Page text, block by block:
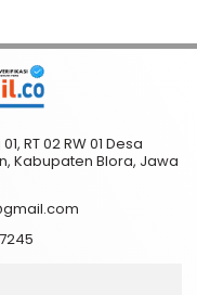
RT 02 RW 01 Desa
Kabupaten Blora, Jawa